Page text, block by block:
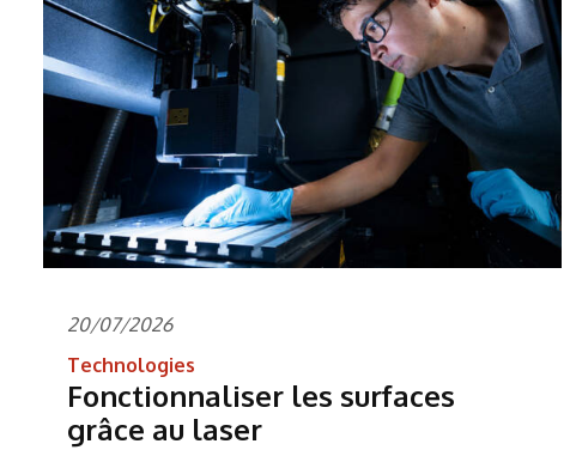
20/07/2026
Technologies
Fonctionnaliser les surfaces
grâce au laser